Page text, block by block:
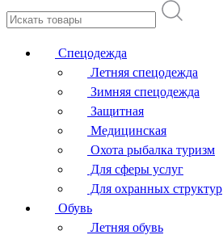
Спецодежда
Летняя спецодежда
Зимняя спецодежда
Защитная
Медицинская
Охота рыбалка туризм
Для сферы услуг
Для охранных структур
Обувь
Летняя обувь